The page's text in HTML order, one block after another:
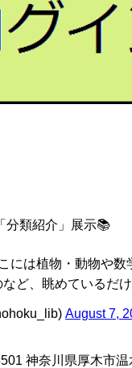
分類紹介」展示📚
には植物・動物や
ど、眺めているだ
August 7,
神奈川県厚木市